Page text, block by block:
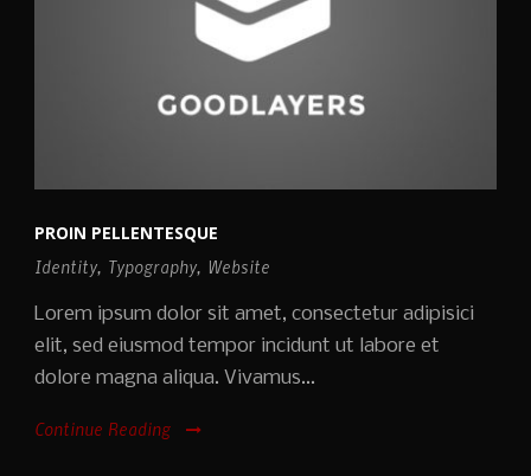
PROIN PELLENTESQUE
Identity Typography Website
Lorem ipsum dolor sit amet, consectetur adipisici
elit, sed eiusmod tempor incidunt ut labore et
dolore magna aliqua. Vivamus...
Continue Reading